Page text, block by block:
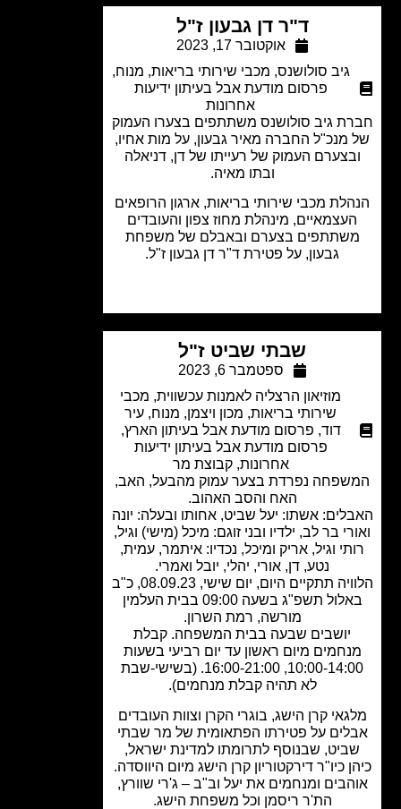
ד"ר דן גבעון ז"ל
אוקטובר 17, 2023
גיב סולושנס,מכבי שירותי בריאות ,מנוח,
פרסום מודעת אבל בעיתון ידיעות
אחרונות
גיב סולושנס משתתפים בצערו העמוק
מנכ"ל החברה מאיר גבעון, על מות אחיו,
העמוק של רעייתו של דן, דניאלה
ובתו מאיה.
מכבי שירותי בריאות, ארגון הרופאים
מינהלת מחוז צפון והעובדים
בצערם ובאבלם של משפחת
גבעון, על פטירת ד"ר דן גבעון ז"ל.
שבתי שביט ז"ל
ספטמבר 6, 2023
מוזיאון הרצליה לאמנות עכשווית ,מכבי
שירותי בריאות ,מכון ויצמן,מנוח,עיר
דוד,פרסום מודעת אבל בעיתון הארץ,
פרסום מודעת אבל בעיתון ידיעות
אחרונות,קבוצת מר
נפרדת בצער עמוק מהבעל, האב,
האח והסב האהוב.
אשתו: יעל שביט, אחותו ובעלה: יונה
בר לב, ילדיו ובני זוגם: מיכל (מישי) וגיל,
וגיל, אריק ומיכל, נכדיו: איתמר, עמית,
נטע, דן, אורי, יהלי, יובל ואמרי.
הלוויה תתקיים היום, יום שישי, 08.09.23, כ"ב
באלול תשפ"ג בשעה 09:00 בבית העלמין
מורשה, רמת השרון.
יושבים שבעה בבית המשפחה. קבלת
מיום ראשון עד יום רביעי בשעות
10:00-14:00, 16:00-21:00. (בשישי-שבת
לא תהיה קבלת מנחמים).
קרן הישג, בוגרי הקרן וצוות העובדים
על פטירתו הפתאומית של מר שבתי
שבנוסף לתרומתו למדינת ישראל,
כיו"ר דירקטוריון קרן הישג מיום היווסדה.
ומנחמים את יעל וב"ב – ג'רי שוורץ,
הת'ר ריסמן וכל משפחת הישג.